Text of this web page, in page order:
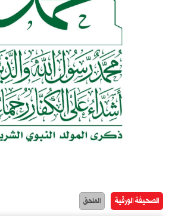
الصحيفة الورقية الملحق